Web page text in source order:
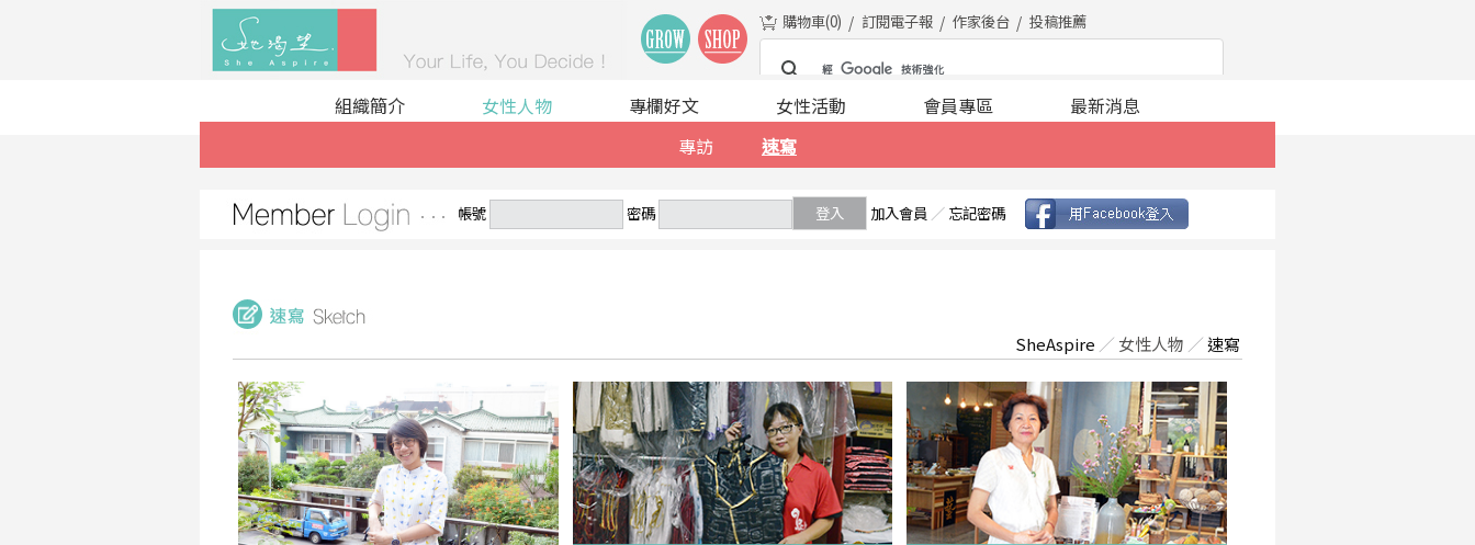
購物車(0) 訂閱電子報 作家後台 投稿推薦
組織簡介
女性人物
專訪
速寫
專欄好文 女性活動 會員專區 最新消息
帳號 密碼 登入 加入會員 ／ 忘記密碼
SheAspire ／ 女性人物 ／速寫